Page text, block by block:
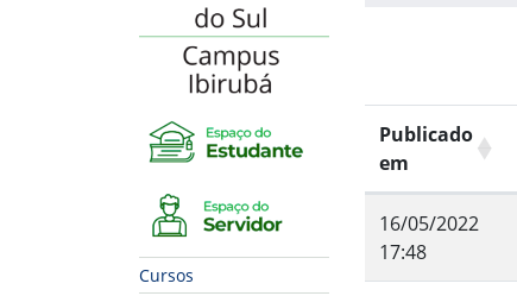
Cursos
Publicado
em
16/05/2022
17:48